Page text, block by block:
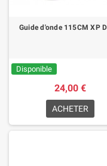
Guide d'onde 115CM XP
Disponible
24,00 €
ACHETER